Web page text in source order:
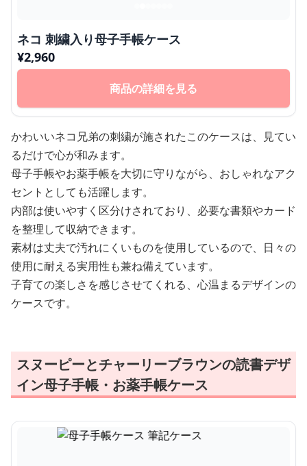
ネコ 刺繍入り母子手帳ケース
¥2,960
商品の詳細を見る
かわいいネコ兄弟の刺繍が施されたこのケースは、見てい
るだけで心が和みます。
母子手帳やお薬手帳を大切に守りながら、おしゃれなアク
セントとしても活躍します。
内部は使いやすく区分けされており、必要な書類やカード
を整理して収納できます。
素材は丈夫で汚れにくいものを使用しているので、日々の
使用に耐える実用性も兼ね備えています。
子育ての楽しさを感じさせてくれる、心温まるデザインの
ケースです。
スヌーピーとチャーリーブラウンの読書デザ
イン母子手帳・お薬手帳ケース